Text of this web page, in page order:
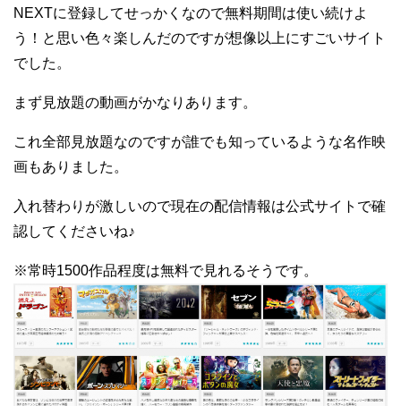
NEXTに登録してせっかくなので無料期間は使い続けよ
う！と思い色々楽しんだのですが想像以上にすごいサイト
でした。
まず見放題の動画がかなりあります。
これ全部見放題なのですが誰でも知っているような名作映
画もありました。
入れ替わりが激しいので現在の配信情報は公式サイトで確
認してくださいね♪
※常時1500作品程度は無料で見れるそうです。